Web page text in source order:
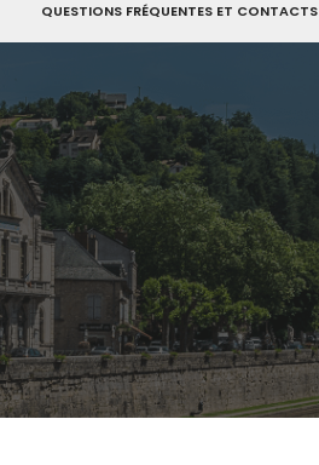
QUESTIONS FRÉQUENTES ET CONTACTS